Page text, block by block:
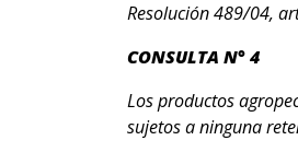
Resolución 489/04,
CONSULTA N° 4
Los productos
sujetos a ninguna